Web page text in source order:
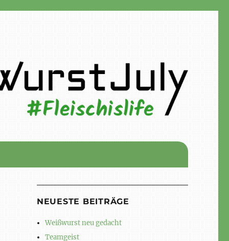
NEUESTE BEITRÄGE
Weißwurst neu gedacht
Teamgeist